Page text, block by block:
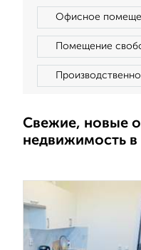
Офисное
Помещение
Свежие, новые
недвижимость